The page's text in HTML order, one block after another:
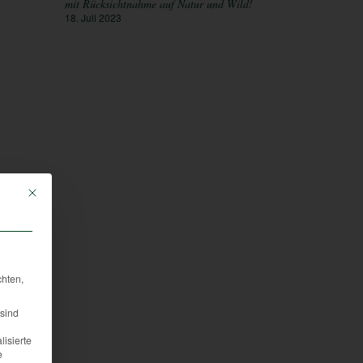
mit Rücksichtnahme auf Natur und Wild!
18. Juli 2023
Mit diesem Button wird der Dialog geschlossen. Seine Funktionalität ist